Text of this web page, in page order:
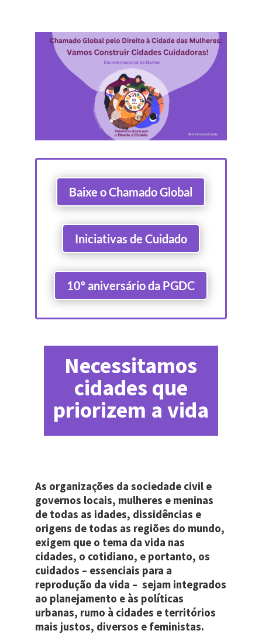
Baixe o Chamado Global
Iniciativas de Cuidado
10º aniversário da PGDC
Necessitamos
cidades que
priorizem a vida
As organizações da sociedade civil e
governos locais, mulheres e meninas
de todas as idades, dissidências e
origens de todas as regiões do mundo,
exigem que o tema da vida nas
cidades, o cotidiano, e portanto, os
cuidados – essenciais para a
reprodução da vida – sejam integrados
ao planejamento e às políticas
urbanas, rumo à cidades e territórios
mais justos, diversos e feministas.